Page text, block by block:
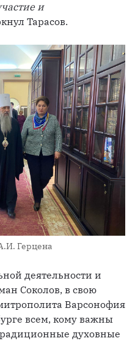
и
Тарасов.
Герцена
деятельности и
Соколов, в свою
Варсонофия
всем, кому важны
духовные